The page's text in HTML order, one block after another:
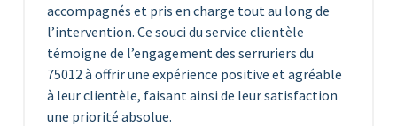
accompagnés et pris en charge tout au long de
l’intervention. Ce souci du service clientèle
témoigne de l’engagement des serruriers du
75012 à offrir une expérience positive et agréable
à leur clientèle, faisant ainsi de leur satisfaction
une priorité absolue.